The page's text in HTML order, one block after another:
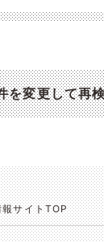
を変更して再
サイトTOP